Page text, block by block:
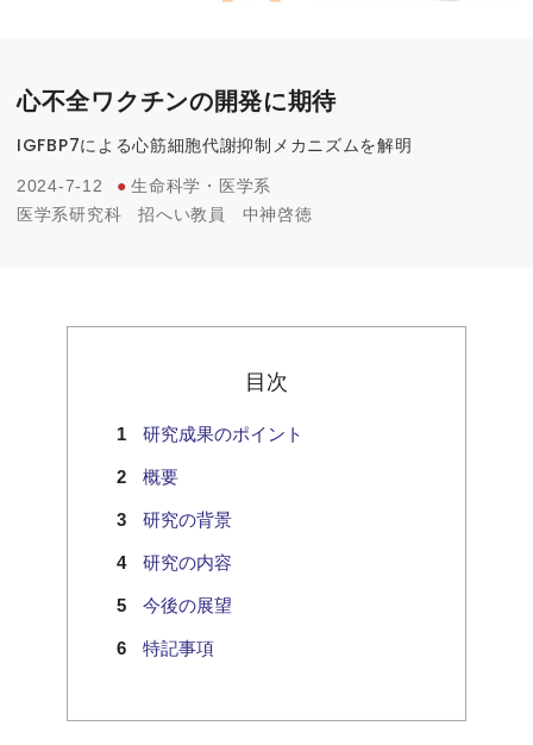
心不全ワクチンの開発に期待
IGFBP7による心筋細胞代謝抑制メカニズムを解明
2024-7-12 ● 生命科学・医学系
医学系研究科
招へい教員 中神啓徳
目次
研究成果のポイント
概要
研究の背景
研究の内容
今後の展望
特記事項